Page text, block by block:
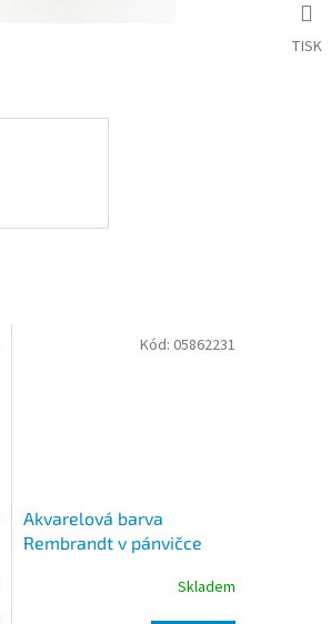
TISK
Akvarelová barva
Rembrandt v pánvičce
Skladem
Kód: 05862231